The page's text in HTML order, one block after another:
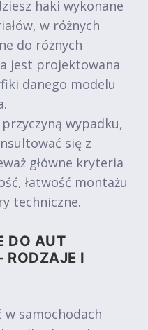
haki wykonane
w różnych
do różnych
jest projektowana
danego modelu
wypadku,
się z
główne kryteria
łatwość montażu
techniczne.
DO AUT
RODZAJE I
w samochodach